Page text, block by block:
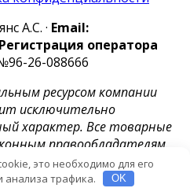
А.С. · Email:
Регистрация оператора
26-088666
ресурсом компании
исключительно
характер. Все товарные
правообладателям.
6+.это необходимо для его
анализа трафика.
OK